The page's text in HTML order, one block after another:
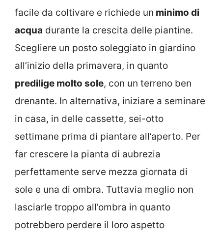
facile da coltivare e richiede un minimo di
acqua durante la crescita delle piantine.
Scegliere un posto soleggiato in giardino
all’inizio della primavera, in quanto
predilige molto sole, con un terreno ben
drenante. In alternativa, iniziare a seminare
in casa, in delle cassette, sei-otto
settimane prima di piantare all’aperto. Per
far crescere la pianta di aubrezia
perfettamente serve mezza giornata di
sole e una di ombra. Tuttavia meglio non
lasciarle troppo all’ombra in quanto
potrebbero perdere il loro aspetto